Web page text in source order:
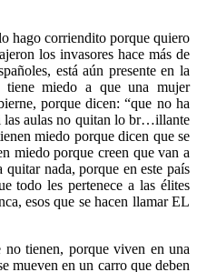
hago corriendito porque quiero
los invasores hace más de
está aún presente en la
tiene miedo a que una mujer
porque dicen: “que no ha
las aulas no quitan lo br…illante
miedo porque dicen que se
miedo porque creen que van a
nada, porque en este país
todo les pertenece a las élites
esos que se hacen llamar EL
tienen, porque viven en una
mueven en un carro que deben